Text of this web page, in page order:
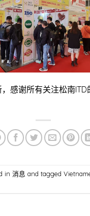
感谢所有关注松南
in 消息 and tagged